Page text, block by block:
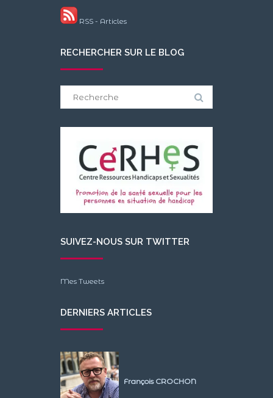
RSS - Articles
RECHERCHER SUR LE BLOG
SUIVEZ-NOUS SUR TWITTER
Mes Tweets
DERNIERS ARTICLES
François CROCHON